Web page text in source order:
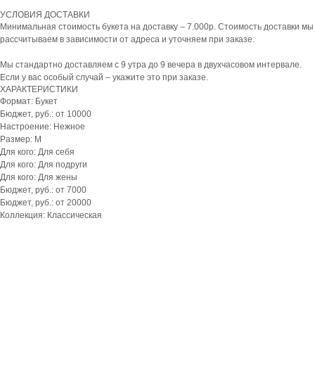
УСЛОВИЯ ДОСТАВКИ
Минимальная стоимость букета на доставку – 7.000р. Стоимость доставки мы
рассчитываем в зависимости от адреса и уточняем при заказе.
Мы стандартно доставляем с 9 утра до 9 вечера в двухчасовом интервале.
Если у вас особый случай – укажите это при заказе.
ХАРАКТЕРИСТИКИ
Формат: Букет
Бюджет, руб.: от 10000
Настроение: Нежное
Размер: M
Для кого: Для себя
Для кого: Для подруги
Для кого: Для жены
Бюджет, руб.: от 7000
Бюджет, руб.: от 20000
Коллекция: Классическая